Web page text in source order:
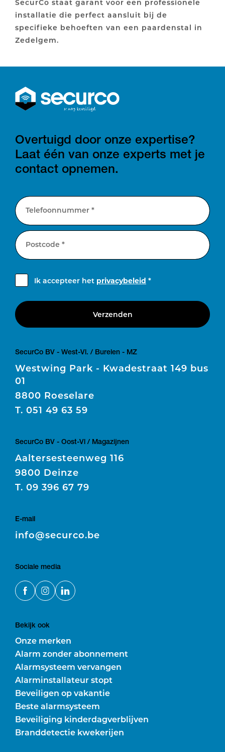
installatie die perfect aansluit bij de
specifieke behoeften van een paardenstal in
Zedelgem.
Overtuigd door onze expertise?
Laat één van onze experts met je
contact opnemen.
Telefoonnummer *
Postcode *
Ik accepteer het privacybeleid *
Verzenden
SecurCo BV - West-Vl. / Burelen - MZ
Westwing Park - Kwadestraat 149 bus
01
8800 Roeselare
T. 051 49 63 59
SecurCo BV - Oost-Vl / Magazijnen
Aaltersesteenweg 116
9800 Deinze
T. 09 396 67 79
E-mail
E
info@securco.be
Sociale media
Bekijk ook
Onze merken
Alarm zonder abonnement
Alarmsysteem vervangen
Alarminstallateur stopt
Beveiligen op vakantie
Beste alarmsysteem
Beveiliging kinderdagverblijven
Branddetectie kwekerijen